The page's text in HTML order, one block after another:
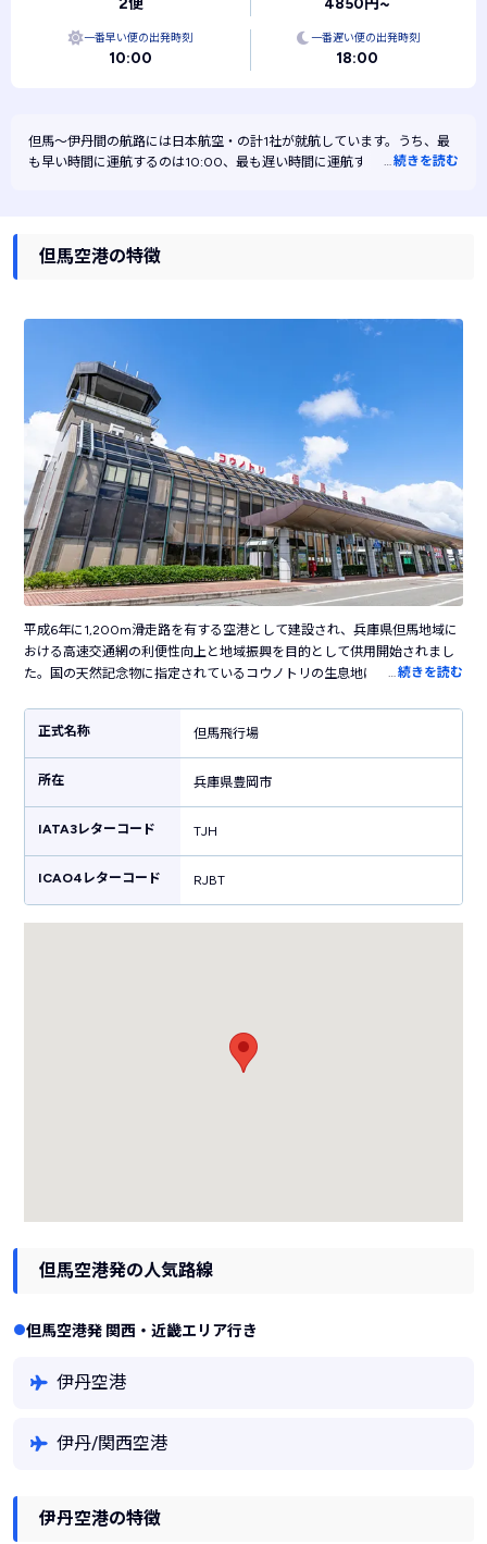
2便 4850円~
一番早い便の出発時刻
10:00
一番遅い便の出発時刻
18:00
但馬～伊丹間の航路には 日本航空・ の計1社が就航しています。うち、最
も早い時間に運航するのは10:00、最も遅い時間に運航するのは18:00で
…続きを読む
但馬空港の特徴
平成6年に1,200m滑走路を有する空港として建設され、兵庫県但馬地域に
おける高速交通網の利便性向上と地域振興を目的として供用開始されまし
た。国の天然記念物に指定されているコウノトリの生息地にちなんで、
丹空港への就航であることから離島以外で唯一同じ都道府県内のみへ就航
している空港です。但馬飛行場では気象観測情報の提供がなされているほ
か、大規模災害に備える広域防災拠点および海難救助の中継拠点としても
活用される重要な空港として機能しています。
…続きを読む
正式名称 但馬飛行場
所在 兵庫県豊岡市
IATA3レターコード TJH
ICAO4レターコード RJBT
但馬空港発の人気路線
但馬空港発 関西・近畿エリア行き
伊丹空港
伊丹/関西空港
伊丹空港の特徴